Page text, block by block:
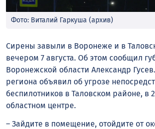
Фото: Виталий Гаркуша (архив)
Сирены завыли в Воронеже и в
вечером 7 августа. Об этом сообщил
Воронежской области Александр
региона объявил об угрозе
беспилотников в Таловском районе, в
областном центре.
– Зайдите в помещение, отойдите от